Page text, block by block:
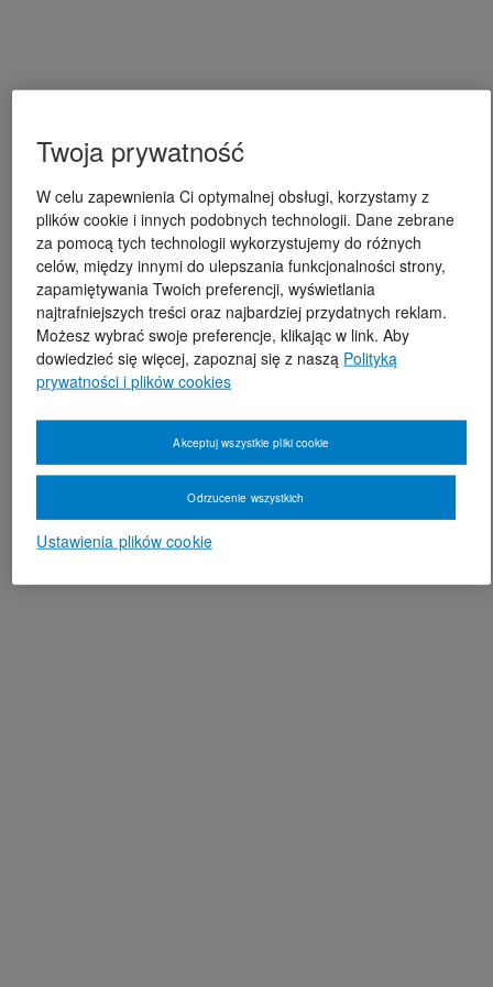
Twoja prywatność
W celu zapewnienia Ci optymalnej obsługi, korzystamy z
plików cookie i innych podobnych technologii. Dane zebrane
za pomocą tych technologii wykorzystujemy do różnych
celów, między innymi do ulepszania funkcjonalności strony,
zapamiętywania Twoich preferencji, wyświetlania
najtrafniejszych treści oraz najbardziej przydatnych reklam.
Możesz wybrać swoje preferencje, klikając w link. Aby
dowiedzieć się więcej, zapoznaj się z naszą Polityką
prywatności i plików cookies
Ustawienia plików cookie
Odrzucenie wszystkich
Akceptuj wszystkie pliki cookie